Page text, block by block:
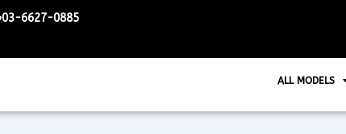
03-6627-0885
ALL MODELS